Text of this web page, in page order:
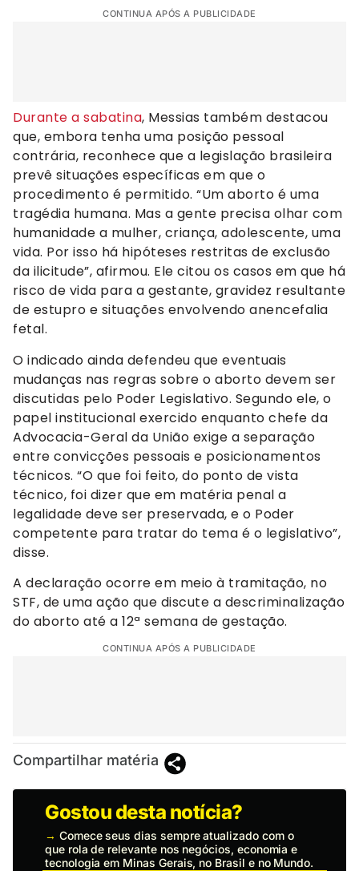
CONTINUA APÓS A PUBLICIDADE
Durante a sabatina, Messias também destacou
que, embora tenha uma posição pessoal
contrária, reconhece que a legislação brasileira
prevê situações específicas em que o
procedimento é permitido. “Um aborto é uma
tragédia humana. Mas a gente precisa olhar com
humanidade a mulher, criança, adolescente, uma
vida. Por isso há hipóteses restritas de exclusão
da ilicitude”, afirmou. Ele citou os casos em que há
risco de vida para a gestante, gravidez resultante
de estupro e situações envolvendo anencefalia
fetal.
O indicado ainda defendeu que eventuais
mudanças nas regras sobre o aborto devem ser
discutidas pelo Poder Legislativo. Segundo ele, o
papel institucional exercido enquanto chefe da
Advocacia-Geral da União exige a separação
entre convicções pessoais e posicionamentos
técnicos. “O que foi feito, do ponto de vista
técnico, foi dizer que em matéria penal a
legalidade deve ser preservada, e o Poder
competente para tratar do tema é o legislativo”,
disse.
A declaração ocorre em meio à tramitação, no
STF, de uma ação que discute a descriminalização
do aborto até a 12ª semana de gestação.
CONTINUA APÓS A PUBLICIDADE
Compartilhar matéria
Gostou desta notícia?
→ Comece seus dias sempre atualizado com o
que rola de relevante nos negócios, economia e
tecnologia em Minas Gerais, no Brasil e no Mundo.